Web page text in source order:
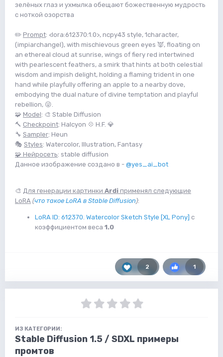
зелёных глаз и ухмылка обещают божественную мудрость
с ноткой озорства
✏️ Prompt: <lora:612370:1.0>, ncpy43 style, 1character,
(impiarchangel), with mischievous green eyes 👿, floating on
an ethereal cloud at sunrise, wings of fiery red intertwined
with pearlescent feathers, a smirk that hints at both celestial
wisdom and impish delight, holding a flaming trident in one
hand while playfully offering an apple to a nearby dove,
embodying the dual nature of divine temptation and playful
rebellion, 😜.
🧩 Model: 🎨 Stable Diffusion
🔨 Checkpoint: Halcyon 💠 H.F. 💎
🔧 Sampler: Heun
🎭 Styles: Watercolor, Illustration, Fantasy
🧩 Нейросеть: stable diffusion
Данное изображение создано в - @yes_ai_bot
🎨 Для генерации картинки Ardi применял следующие
LoRA (что такое LoRA в Stable Diffusion):
LoRA ID: 612370. Watercolor Sketch Style [XL Pony] с
коэффициентом веса 1.0
2 1
ИЗ КАТЕГОРИИ:
Stable Diffusion 1.5 / SDXL примеры
промтов